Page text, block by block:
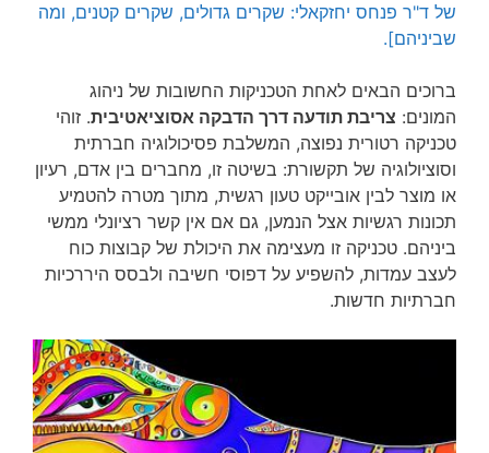
של ד"ר פנחס יחזקאלי: שקרים גדולים, שקרים קטנים, ומה
שביניהם].
ברוכים הבאים לאחת הטכניקות החשובות של ניהוג
המונים: צריבת תודעה דרך הדבקה אסוציאטיבית. זוהי
טכניקה רטורית נפוצה, המשלבת פסיכולוגיה חברתית
וסוציולוגיה של תקשורת: בשיטה זו, מחברים בין אדם, רעיון
או מוצר לבין אובייקט טעון רגשית, מתוך מטרה להטמיע
תכונות רגשיות אצל הנמען, גם אם אין קשר רציונלי ממשי
ביניהם. טכניקה זו מעצימה את היכולת של קבוצות כוח
לעצב עמדות, להשפיע על דפוסי חשיבה ולבסס היררכיות
חברתיות חדשות.